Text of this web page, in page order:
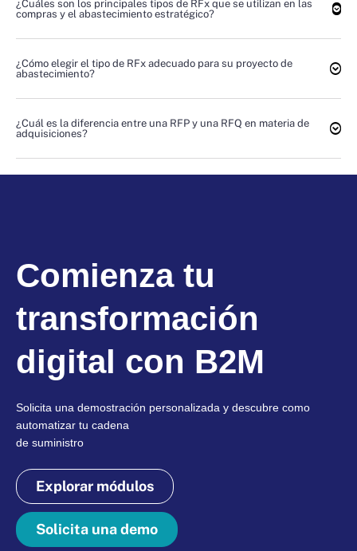
¿Cuáles son los principales tipos de RFx que se utilizan en las
compras y el abastecimiento estratégico?
¿Cómo elegir el tipo de RFx adecuado para su proyecto de
abastecimiento?
¿Cuál es la diferencia entre una RFP y una RFQ en materia de
adquisiciones?
Comienza tu
transformación
digital con B2M
Solicita una demostración personalizada y descubre como
automatizar tu cadena
de suministro
Explorar módulos
Solicita una demo